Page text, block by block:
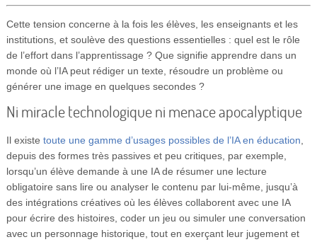
Cette tension concerne à la fois les élèves, les enseignants et les
institutions, et soulève des questions essentielles : quel est le rôle
de l’effort dans l’apprentissage ? Que signifie apprendre dans un
monde où l’IA peut rédiger un texte, résoudre un problème ou
générer une image en quelques secondes ?
Ni miracle technologique ni menace apocalyptique
Il existe toute une gamme d’usages possibles de l’IA en éducation
depuis des formes très passives et peu critiques, par exemple,
lorsqu’un élève demande à une IA de résumer une lecture
obligatoire sans lire ou analyser le contenu par lui-même, jusqu’à
des intégrations créatives où les élèves collaborent avec une IA
pour écrire des histoires, coder un jeu ou simuler une conversation
avec un personnage historique, tout en exerçant leur jugement et